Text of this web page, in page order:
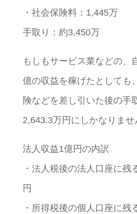
・社会保険料：1,445万
手取り：約3,450万
もしもサービス業などの、
億の収益を稼げたとしても
険などを差し引いた後の手
2,643.3万円にしかなりませ
法人収益1億円の内訳
・法人税後の法人口座に残
円
・所得税後の個人口座に残